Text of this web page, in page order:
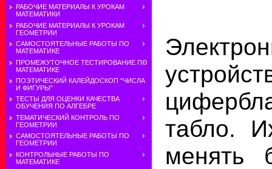
РАБОЧИЕ МАТЕРИАЛЫ К УРОКАМ
МАТЕМАТИКИ
РАБОЧИЕ МАТЕРИАЛЫ К УРОКАМ
ГЕОМЕТРИИ
САМОСТОЯТЕЛЬНЫЕ РАБОТЫ ПО
МАТЕМАТИКЕ
ПРОМЕЖУТОЧНОЕ ТЕСТИРОВАНИЕ ПО
МАТЕМАТИКЕ
ПОЭТИЧЕСКИЙ КАЛЕЙДОСКОП "ЧИСЛА
И ФИГУРЫ"
ТЕСТЫ ДЛЯ ОЦЕНКИ КАЧЕСТВА
ОБУЧЕНИЯ ПО АЛГЕБРЕ
ТЕМАТИЧЕСКИЙ КОНТРОЛЬ ПО
ГЕОМЕТРИИ
САМОСТОЯТЕЛЬНЫЕ РАБОТЫ ПО
ГЕОМЕТРИИ
КОНТРОЛЬНЫЕ РАБОТЫ ПО
МАТЕМАТИКЕ
табло.
менять